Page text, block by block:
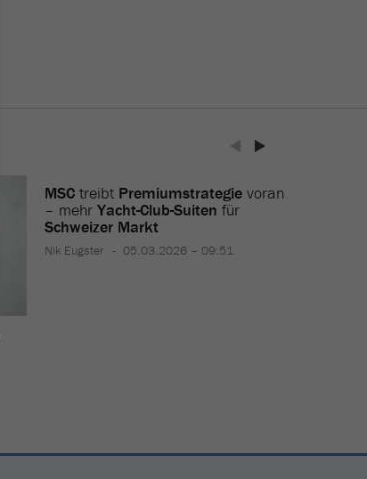
MSC treibt Premiumstrategie voran
– mehr Yacht-Club-Suiten für
Schweizer Markt
Nik Eugster 05.03.2026 – 09:51